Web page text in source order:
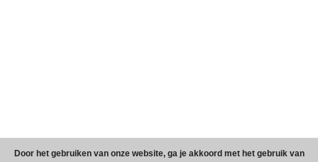
Door het gebruiken van onze website, ga je akkoord met het gebruik van